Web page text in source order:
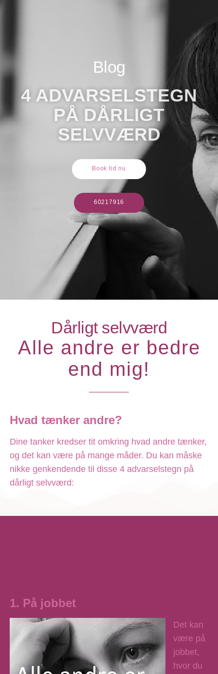
Blog
4 ADVARSELSTEGN
PÅ DÅRLIGT
SELVVÆRD
Book tid nu
60217916
Dårligt selvværd
Alle andre er bedre
end mig!
Hvad tænker andre?
Dine tanker kredser tit omkring hvad andre tænker,
og det kan være på mange måder. Du kan måske
nikke genkendende til disse 4 advarselstegn på
dårligt selvværd:
1. På jobbet
Det kan
være på
jobbet,
hvor du